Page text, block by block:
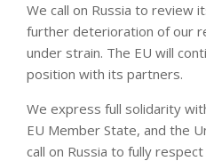
We call on Russia to review
further deterioration of our
under strain. The EU will
position with its partners.
We express full solidarity
EU Member State, and the
call on Russia to fully